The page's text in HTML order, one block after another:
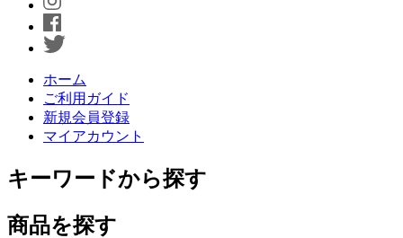
ホーム
ご利用ガイド
新規会員登録
マイアカウント
キーワードから探す
商品を探す